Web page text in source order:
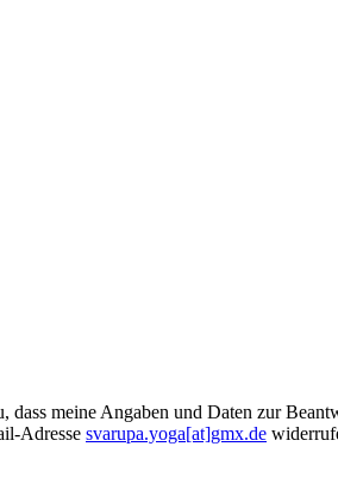
dass meine Angaben und Daten zur
Adresse svarupa.yoga[at]gmx.de